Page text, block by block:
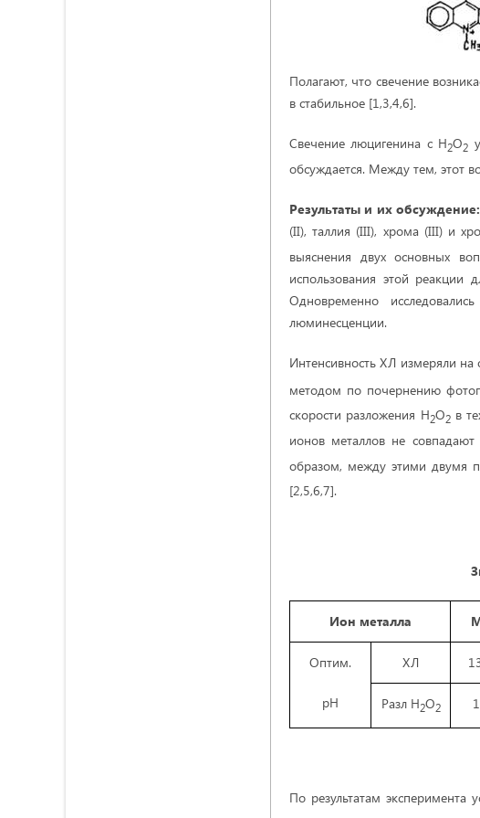
Полагают, что свечение
в стабильное [1,3,4,6].
Свечение люцигенина с H2O2
обсуждается. Между тем, этот
Результаты и их обсуждение:
(II), таллия (III), хрома (III) и
выяснения двух основных
использования этой реакции
Одновременно
люминесценции.
Интенсивность ХЛ измеряли
методом по почернению
скорости разложения H2O2в
ионов металлов не
образом, между этими двумя
[2,5,6,7].
Ион металла
Оптим.
рН
ХЛ
Разл Н2О2
По результатам